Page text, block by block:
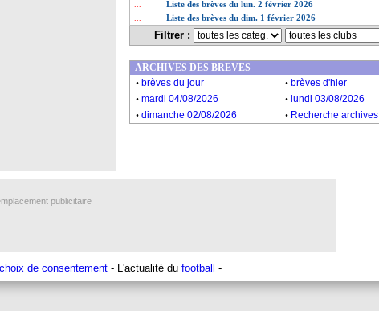
Liste des brèves du lun. 2 février 2026
Liste des brèves du dim. 1 février 2026
Filtrer :
ARCHIVES DES BREVES
. brèves du jour . brèves d'hier
. mardi 04/08/2026 . lundi 03/08/2026
. dimanche 02/08/2026 . Recherche archives
publicitaire
choix de consentement - L'actualité du football -